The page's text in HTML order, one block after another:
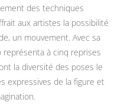
des techniques
aux artistes la possibilité
un mouvement. Avec sa
à cinq reprises
la diversité des poses le
expressives de la figure et